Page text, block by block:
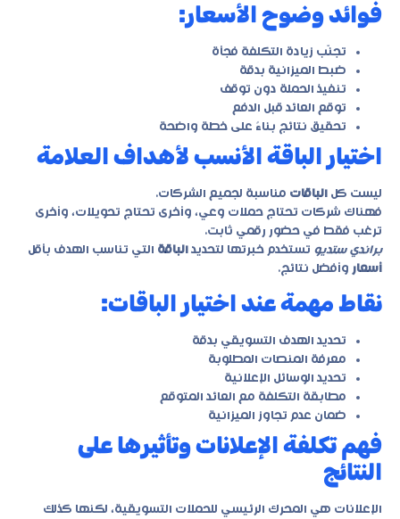
فوائد وضوح الأسعار:
تجنّب زيادة التكلفة فجأة
ضبط الميزانية بدقة
تنفيذ الحملة دون توقف
توقع العائد قبل الدفع
تحقيق نتائج بناءً على خطة واضحة
اختيار الباقة الأنسب لأهداف العلامة
ليست كل الباقات مناسبة لجميع الشركات.
فهناك شركات تحتاج حملات وعي، وأخرى تحتاج تحويلات، وأخرى
ترغب فقط في حضور رقمي ثابت.
براندي ستديو تستخدم خبرتها لتحديد الباقة التي تناسب الهدف بأقل
أسعار وأفضل نتائج.
نقاط مهمة عند اختيار الباقات:
تحديد الهدف التسويقي بدقة
معرفة المنصات المطلوبة
تحديد الوسائل الإعلانية
مطابقة التكلفة مع العائد المتوقع
ضمان عدم تجاوز الميزانية
فهم تكلفة الإعلانات وتأثيرها على
النتائج
الإعلانات هي المحرك الرئيسي للحملات التسويقية، لكنها كذلك